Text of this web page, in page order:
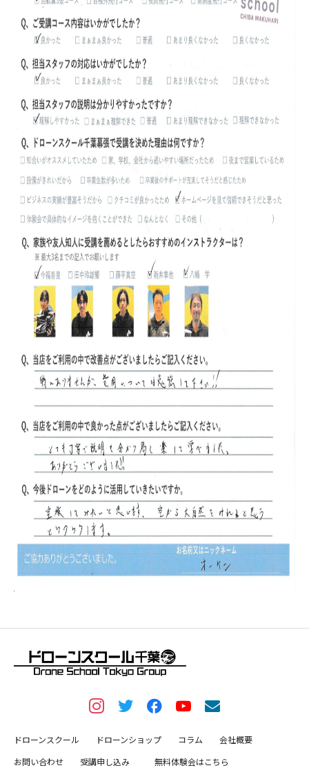
ドローンスクール ドローンショップ コラム
会社概要
お問い合わせ
受講申し込み
無料体験会はこちら